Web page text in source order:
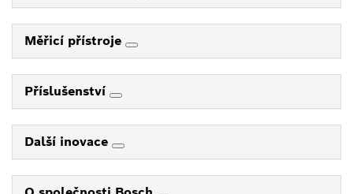
Měřicí přístroje
Příslušenství
Další inovace